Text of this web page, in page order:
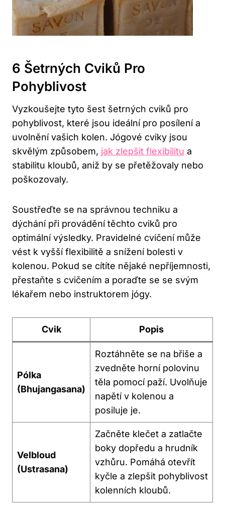
6 Šetrných Cviků Pro
Pohyblivost
Vyzkoušejte tyto šest šetrných cviků pro
pohyblivost, které jsou ideální pro posílení a
uvolnění vašich kolen. Jógové cviky jsou
skvělým způsobem, jak zlepšit flexibilitu a
stabilitu kloubů, aniž by se přetěžovaly nebo
poškozovaly.
Soustřeďte se na správnou techniku a
dýchání při provádění těchto cviků pro
optimální výsledky. Pravidelné cvičení může
vést k vyšší flexibilitě a snížení bolesti v
kolenou. Pokud se cítíte nějaké nepříjemnosti,
přestaňte s cvičením a poraďte se se svým
lékařem nebo instruktorem jógy.
Cvik Popis
Pólka
(Bhujangasana)
Roztáhněte se na břiše a
zvedněte horní polovinu
těla pomocí paží. Uvolňuje
napětí v kolenou a
posiluje je.
Velbloud
(Ustrasana)
Začněte klečet a zatlačte
boky dopředu a hrudník
vzhůru. Pomáhá otevřít
kyčle a zlepšit pohyblivost
kolenních kloubů.